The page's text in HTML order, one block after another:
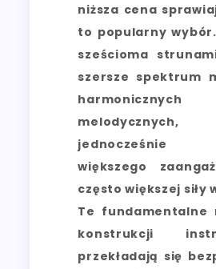
niższa cena
to popularny
sześcioma
szersze spektrum
jednocześnie
większego
często większej siły
Te fundamentalne
konstrukcji
przekładają się